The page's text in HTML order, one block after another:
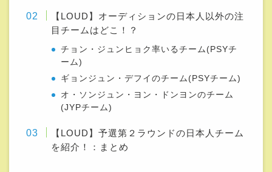
【LOUD】オーディションの日本人以外の注
目チームはどこ！？
チョン・ジュンヒョク率いるチーム(PSYチ
ーム)
ギョンジュン・デフイのチーム(PSYチーム)
オ・ソンジュン・ヨン・ドンヨンのチーム
(JYPチーム)
【LOUD】予選第２ラウンドの日本人チーム
を紹介！：まとめ